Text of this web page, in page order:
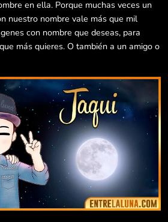
en ella. Porque muchas veces un
nuestro nombre vale más que mil
con nombre que deseas, para
más quieres. O también a un amigo o